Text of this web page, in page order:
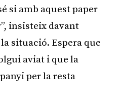
si amb aquest paper
insisteix davant
situació. Espera que
aviat i que la
per la resta